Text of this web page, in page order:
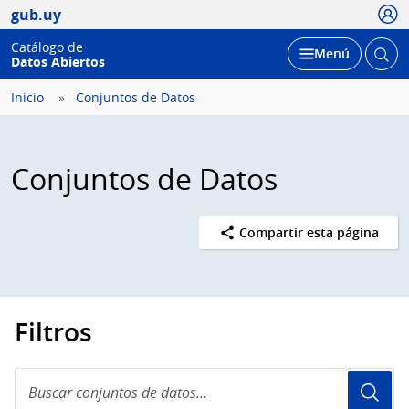
gub.uy
Catálogo de
Datos Abiertos
Desplegar
Menú Abrir
Inicio Conjuntos de Datos
Conjuntos de Datos
Compartir esta página
Filtros
conjuntos